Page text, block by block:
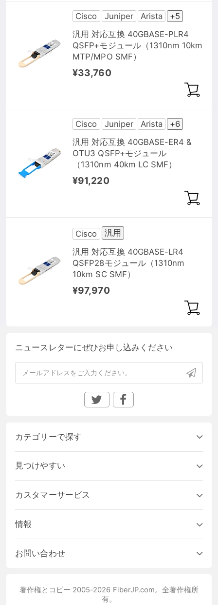
Cisco Juniper Arista
+5
汎用 対応互換 40GBASE-PLR4
QSFP+モジュール（1310nm 10km
MTP/MPO SMF）
¥33,760
Cisco Juniper Arista
+6
汎用 対応互換 40GBASE-ER4 &
OTU3 QSFP+モジュール
（1310nm 40km LC SMF）
¥91,220
Cisco
汎用
汎用 対応互換 40GBASE-LR4
QSFP28モジュール（1310nm
10km SC SMF）
¥97,970
ニュースレターにぜひお申し込みください
カテゴリーで探す
見つけやすい
カスタマーサービス
情報
お問い合わせ
著作権とコピー 2005-2026 FiberJP.com。全著作権所
有。